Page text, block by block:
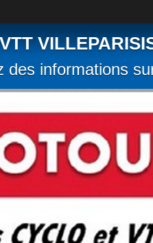
informations